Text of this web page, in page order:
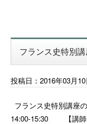
フランス史特別
投稿日：2016年03月10
フランス史特別講
14:00-15:30 【講